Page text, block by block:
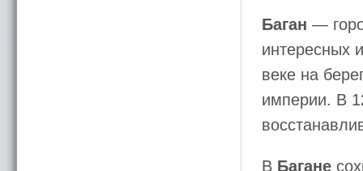
Баган —
интересных
веке на
империи. В
В Багане